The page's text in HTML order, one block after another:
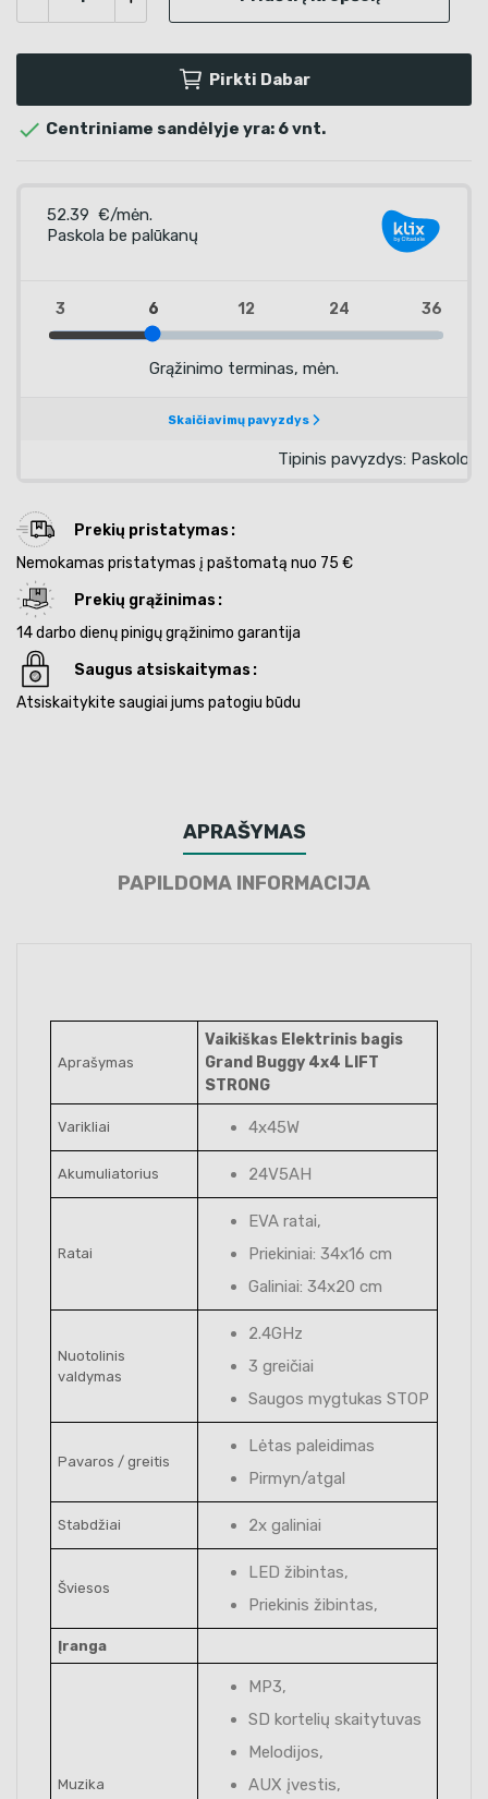
Pirkti Dabar
 Centriniame sandėlyje yra: 6 vnt.
Prekių pristatymas
Nemokamas pristatymas į paštomatą nuo 75 €
Prekių grąžinimas
14 darbo dienų pinigų grąžinimo garantija
Saugus atsiskaitymas
Atsiskaitykite saugiai jums patogiu būdu
APRAŠYMAS
PAPILDOMA INFORMACIJA
Aprašymas
Vaikiškas Elektrinis bagis
Grand Buggy 4x4 LIFT
STRONG
Varikliai 4x45W
Akumuliatorius 24V5AH
Ratai
EVA ratai,
Priekiniai: 34x16 cm
Galiniai: 34x20 cm
Nuotolinis
valdymas
2.4GHz
3 greičiai
Saugos mygtukas STOP
Pavaros / greitis
Lėtas paleidimas
Pirmyn/atgal
Stabdžiai 2x galiniai
Šviesos
LED žibintas,
Priekinis žibintas,
Įranga
Muzika
MP3,
SD kortelių skaitytuvas
Melodijos,
AUX įvestis,